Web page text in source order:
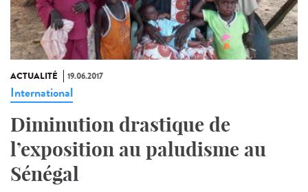
ACTUALITÉ 19.06.2017
International
Diminution drastique de
l’exposition au paludisme au
Sénégal